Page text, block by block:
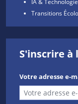
Transitions
S'inscrire
Votre adresse e-